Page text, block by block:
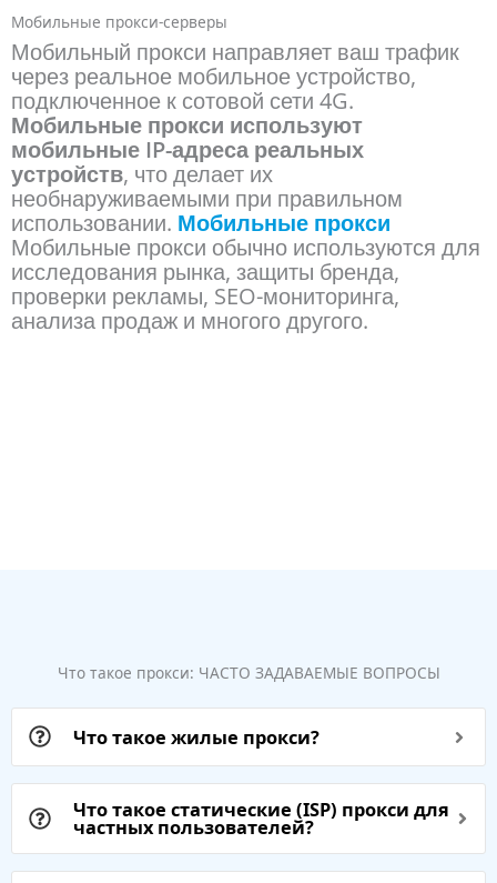
Мобильные прокси-серверы
Мобильный прокси направляет ваш трафик
через реальное мобильное устройство,
подключенное к сотовой сети 4G.
Мобильные прокси используют
мобильные IP-адреса реальных
устройств, что делает их
необнаруживаемыми при правильном
использовании. Мобильные прокси
Мобильные прокси обычно используются для
исследования рынка, защиты бренда,
проверки рекламы, SEO-мониторинга,
анализа продаж и многого другого.
Что такое прокси: ЧАСТО ЗАДАВАЕМЫЕ ВОПРОСЫ
Что такое жилые прокси?
Что такое статические (ISP) прокси для
частных пользователей?